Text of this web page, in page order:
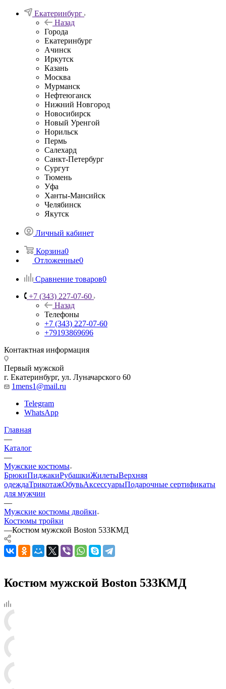
Екатеринбург
Назад
Города
Екатеринбург
Ачинск
Иркутск
Казань
Москва
Мурманск
Нефтеюганск
Нижний Новгород
Новосибирск
Новый Уренгой
Норильск
Пермь
Салехард
Санкт-Петербург
Сургут
Тюмень
Уфа
Ханты-Мансийск
Челябинск
Якутск
Личный кабинет
Корзина0
Отложенные0
Сравнение товаров0
+7 (343) 227-07-60
Назад
Телефоны
+7 (343) 227-07-60
+79193869696
Контактная информация
Первый мужской
г. Екатеринбург, ул. Луначарского 60
1mens1@mail.ru
Telegram
WhatsApp
Главная
—
Каталог
—
Мужские костюмы
БрюкиПиджакиРубашкиЖилетыВерхняя
одеждаТрикотажОбувьАксессуарыПодарочные сертификаты
для мужчин
—
Мужские костюмы двойки
Костюмы тройки
—Костюм мужской Boston 533КМД
Костюм мужской Boston 533КМД